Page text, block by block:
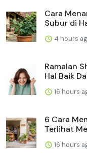
Cara
Subur di
4 hours
Ramalan
Hal Baik
16 hours
6 Cara
Terlihat
16 hours